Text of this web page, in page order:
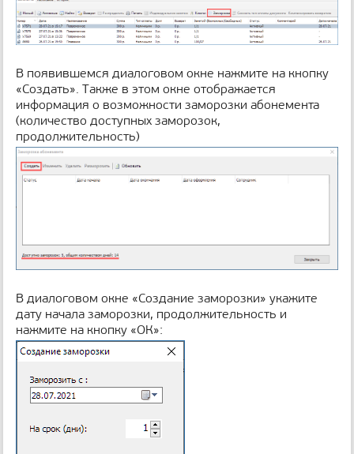
В появившемся диалоговом окне нажмите на кнопку
«Создать». Также в этом окне отображается
информация о возможности заморозки абонемента
(количество доступных заморозок,
продолжительность)
В диалоговом окне «Создание заморозки» укажите
дату начала заморозки, продолжительность и
нажмите на кнопку «ОК»: